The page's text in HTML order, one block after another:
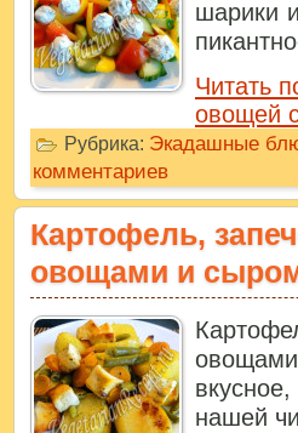
шарики
Читать
овощей
Рубрика: Экадашные
комментариев
Картофель,
овощами и
нашей